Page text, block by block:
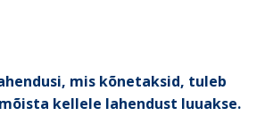
mis kõnetaksid, tuleb
kellele lahendust luuakse.